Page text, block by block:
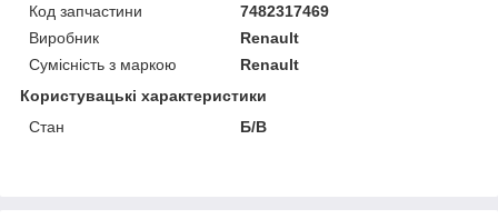
Код запчастини
7482317469
Виробник
Renault
Сумісність з маркою
Renault
Користувацькі характеристики
Стан
Б/В